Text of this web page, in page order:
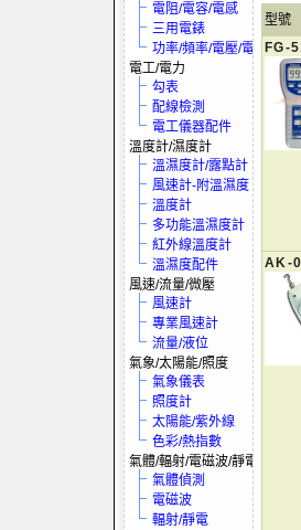
電阻/電容/電感
三用電錶
功率/頻率/電壓/電流
電工/電力
勾表
配線檢測
電工儀器配件
溫度計/濕度計
溫濕度計/露點計
風速計-附溫濕度
溫度計
多功能溫濕度計
紅外線溫度計
溫濕度配件
風速/流量/微壓
風速計
專業風速計
流量/液位
氣象/太陽能/照度
氣象儀表
照度計
太陽能/紫外線
色彩/熱指數
氣體/輻射/電磁波/靜電
氣體偵測
電磁波
輻射/靜電
型號
FG-
AK-